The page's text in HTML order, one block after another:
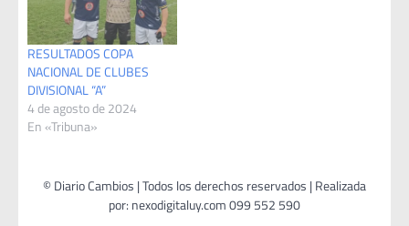
RESULTADOS COPA
NACIONAL DE CLUBES
DIVISIONAL “A”
4 de agosto de 2024
En «Tribuna»